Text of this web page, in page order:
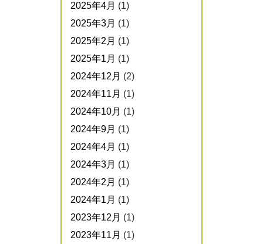
2025年4月 (1)
2025年3月 (1)
2025年2月 (1)
2025年1月 (1)
2024年12月 (2)
2024年11月 (1)
2024年10月 (1)
2024年9月 (1)
2024年4月 (1)
2024年3月 (1)
2024年2月 (1)
2024年1月 (1)
2023年12月 (1)
2023年11月 (1)